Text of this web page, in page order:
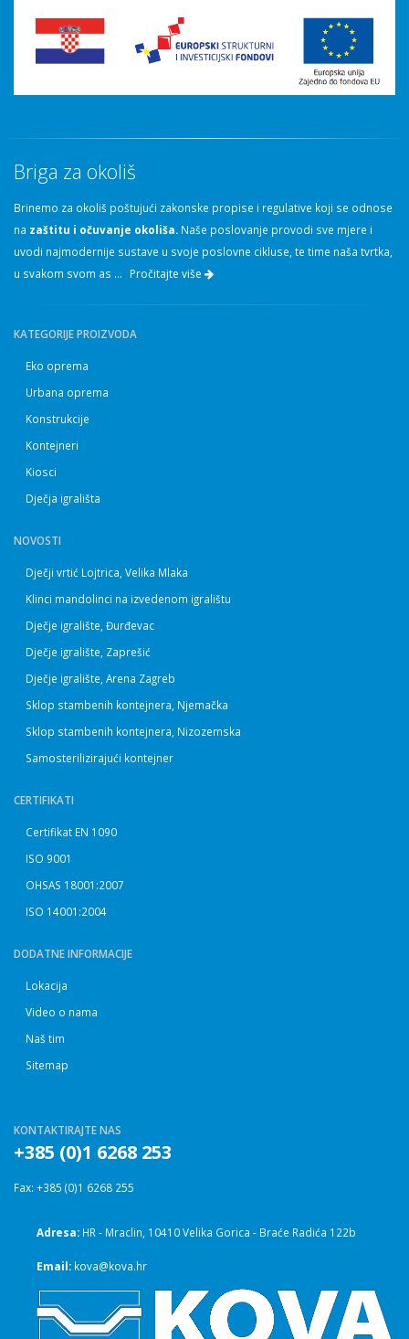
Briga za okoliš
Brinemo za okoliš poštujući zakonske propise i regulative koji se odnose
na zaštitu i očuvanje okoliša. Naše poslovanje provodi sve mjere i
uvodi najmodernije sustave u svoje poslovne cikluse, te time naša tvrtka,
u svakom svom as ... Pročitajte više
KATEGORIJE PROIZVODA
Eko oprema
Urbana oprema
Konstrukcije
Kontejneri
Kiosci
Dječja igrališta
NOVOSTI
Dječji vrtić Lojtrica, Velika Mlaka
Klinci mandolinci na izvedenom igralištu
Dječje igralište, Đurđevac
Dječje igralište, Zaprešić
Dječje igralište, Arena Zagreb
Sklop stambenih kontejnera, Njemačka
Sklop stambenih kontejnera, Nizozemska
Samosterilizirajući kontejner
CERTIFIKATI
Certifikat EN 1090
ISO 9001
OHSAS 18001:2007
ISO 14001:2004
DODATNE INFORMACIJE
Lokacija
Video o nama
Naš tim
Sitemap
KONTAKTIRAJTE NAS
+385 (0)1 6268 253
Fax: +385 (0)1 6268 255
Adresa: HR - Mraclin, 10410 Velika Gorica - Braće Radića 122b
Email: kova@kova.hr